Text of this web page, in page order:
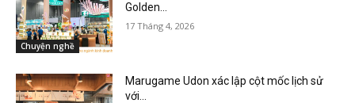
Chuyện nghề
Golden...
17 Tháng 4, 2026
Marugame Udon xác lập cột mốc lịch sử
với...